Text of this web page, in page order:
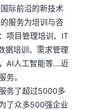
际前沿的新技术
服务为培训与咨
项目管理培训、IT
据培训、需求管理
AI人工智能等....近
务。
务了超过5000多
了众多500强企业